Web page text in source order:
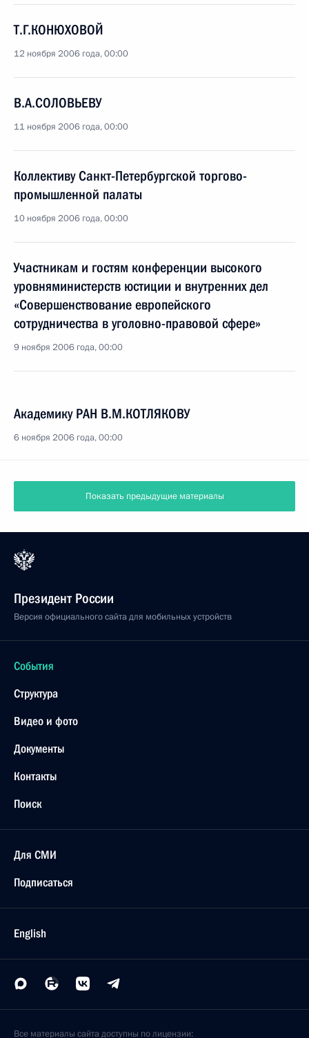
Т.Г.КОНЮХОВОЙ
12 ноября 2006 года, 00:00
В.А.СОЛОВЬЕВУ
11 ноября 2006 года, 00:00
Коллективу Санкт-Петербургской торгово-
промышленной палаты
10 ноября 2006 года, 00:00
Участникам и гостям конференции высокого
уровняминистерств юстиции и внутренних дел
«Совершенствование европейского
сотрудничества в уголовно-правовой сфере»
9 ноября 2006 года, 00:00
Академику РАН В.М.КОТЛЯКОВУ
6 ноября 2006 года, 00:00
Показать предыдущие материалы
Президент России
Версия официального сайта для мобильных устройств
События
Структура
Видео и фото
Документы
Контакты
Поиск
Для СМИ
Подписаться
English
Все материалы сайта доступны по лицензии: